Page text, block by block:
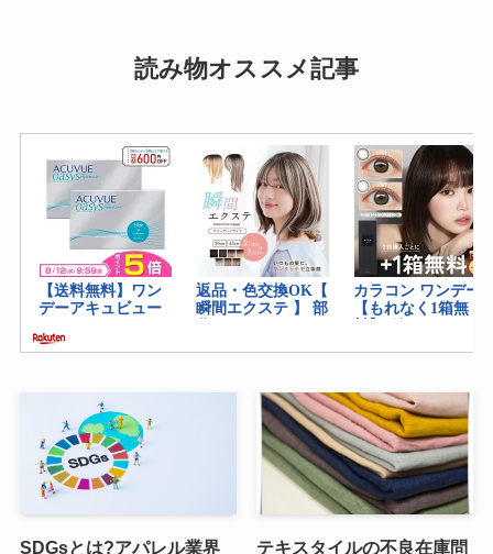
読み物オススメ記事
SDGsとは?アパレル業界 テキスタイルの不良在庫問